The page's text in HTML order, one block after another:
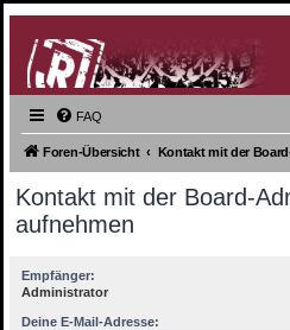
FAQ
Foren-Übersicht Kontakt mit der
Kontakt mit der Board-
aufnehmen
Empfänger:
Administrator
Deine E-Mail-Adresse: